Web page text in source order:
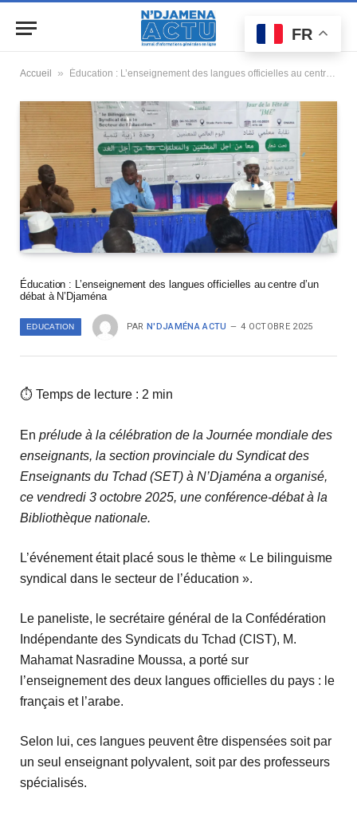
Accueil » Éducation : L’enseignement des langues officielles au centre d’un débat à N’Djaména
Éducation : L’enseignement des langues officielles au centre d’un
débat à N’Djaména
EDUCATION PAR N'DJAMÉNA ACTU 4 OCTOBRE 2025
⏱ Temps de lecture : 2 min
En prélude à la célébration de la Journée mondiale des
enseignants, la section provinciale du Syndicat des
Enseignants du Tchad (SET) à N’Djaména a organisé,
ce vendredi 3 octobre 2025, une conférence-débat à la
Bibliothèque nationale.
L’événement était placé sous le thème « Le bilinguisme
syndical dans le secteur de l’éducation ».
Le paneliste, le secrétaire général de la Confédération
Indépendante des Syndicats du Tchad (CIST), M.
Mahamat Nasradine Moussa, a porté sur
l’enseignement des deux langues officielles du pays : le
français et l’arabe.
Selon lui, ces langues peuvent être dispensées soit par
un seul enseignant polyvalent, soit par des professeurs
spécialisés.
FR